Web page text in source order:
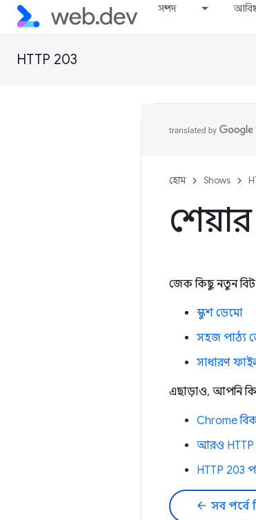
সম্পদ
HTTP 203
হোম Shows
জেক কিছু নতুন বিট
স্কুশ ডেমো
সহজ পাঠ্য
সাধারণ
এছাড়াও, আপনি
Chrome
আরও HTTP
HTTP 203
arrow_back সব পর্বে